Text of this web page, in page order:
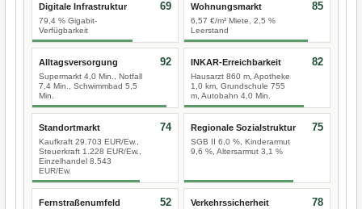
Digitale Infrastruktur
79,4 % Gigabit-
Verfügbarkeit
69 Wohnungsmarkt
6,57 €/m² Miete, 2,5 %
Leerstand
85
Alltagsversorgung
Supermarkt 4,0 Min., Notfall
7,4 Min., Schwimmbad 5,5
Min.
92 INKAR-Erreichbarkeit
Hausarzt 860 m, Apotheke
1,0 km, Grundschule 755
m, Autobahn 4,0 Min.
82
Standortmarkt
Kaufkraft 29.703 EUR/Ew.,
Steuerkraft 1.228 EUR/Ew.,
Einzelhandel 8.543
EUR/Ew.
74 Regionale Sozialstruktur
SGB II 6,0 %, Kinderarmut
9,6 %, Altersarmut 3,1 %
75
Fernstraßenumfeld 52 Verkehrssicherheit 78